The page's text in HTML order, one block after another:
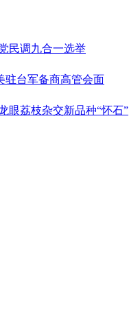
民调九合一选举
驻台军备商高管会面
眼荔枝杂交新品种“怀石”